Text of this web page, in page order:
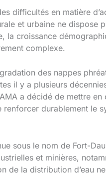
difficultés en matière
et urbaine ne dispose
la croissance
complexe.
des nappes
il y a plusieurs
a décidé de mettre
durablement le
sous le nom de Fort-
et minières,
de la distribution d’eau